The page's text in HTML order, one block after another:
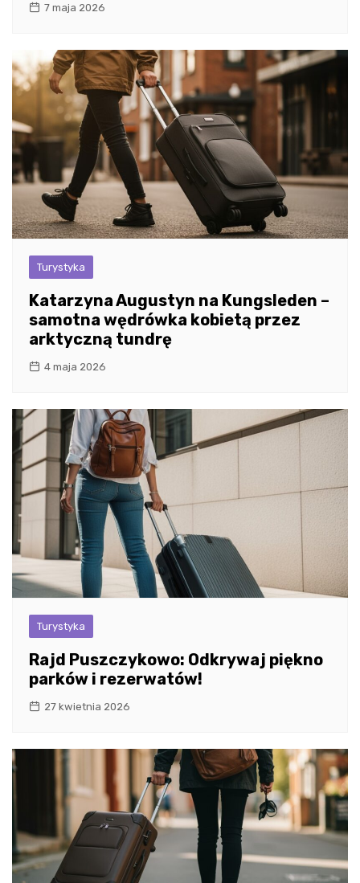
7 maja 2026
Turystyka
Katarzyna Augustyn na Kungsleden –
samotna wędrówka kobietą przez
arktyczną tundrę
4 maja 2026
Turystyka
Rajd Puszczykowo: Odkrywaj piękno
parków i rezerwatów!
27 kwietnia 2026